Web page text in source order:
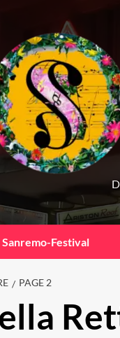
Sanremo-Festival
PAGE 2